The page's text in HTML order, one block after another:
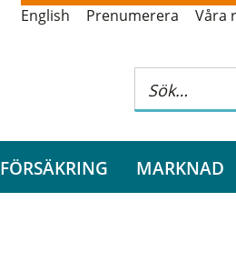
English Prenumerera Våra
FÖRSÄKRING MARKNAD